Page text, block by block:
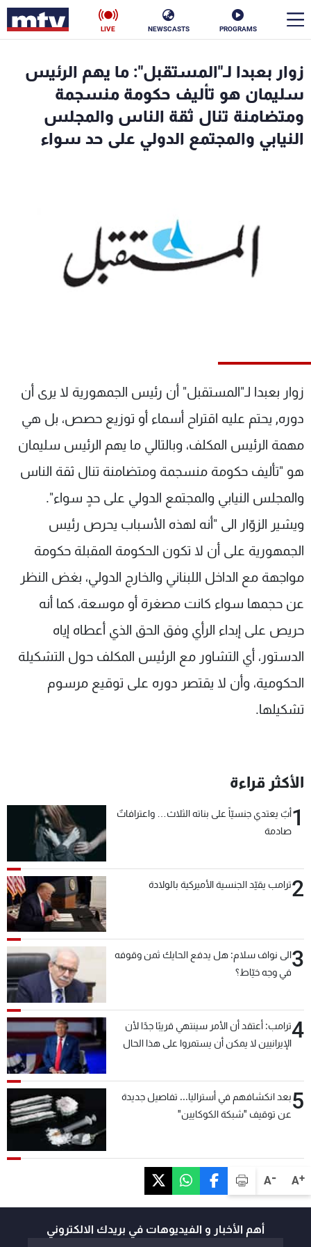
PROGRAMS
NEWSCASTS
LIVE
A+
A-
زوار بعبدا لـ"المستقبل": ما يهم الرئيس
سليمان هو تأليف حكومة منسجمة
ومتضامنة تنال ثقة الناس والمجلس
النيابي والمجتمع الدولي على حد سواء
زوار بعبدا لـ"المستقبل" أن رئيس الجمهورية لا يرى أن
دوره, يحتم عليه اقتراح أسماء أو توزيع حصص، بل هي
مهمة الرئيس المكلف، وبالتالي ما يهم الرئيس سليمان
هو "تأليف حكومة منسجمة ومتضامنة تنال ثقة الناس
والمجلس النيابي والمجتمع الدولي على حدٍ سواء".
ويشير الزوّار الى "أنه لهذه الأسباب يحرص رئيس
الجمهورية على أن لا تكون الحكومة المقبلة حكومة
مواجهة مع الداخل اللبناني والخارج الدولي، بغض النظر
عن حجمها سواء كانت مصغرة أو موسعة، كما أنه
حريص على إبداء الرأي وفق الحق الذي أعطاه إياه
الدستور، أي التشاور مع الرئيس المكلف حول التشكيلة
الحكومية، وأن لا يقتصر دوره على توقيع مرسوم
تشكيلها.
الأكثر قراءة
1أبٌ يعتدي جنسيّاً على بناته الثلاث… واعترافاتٌ
صادمة
2ترامب يقيّد الجنسية الأميركية بالولادة
3الى نواف سلام: هل يدفع الحايك ثمن وقوفه
في وجه خيّاط؟
4ترامب: أعتقد أن الأمر سينتهي قريبًا جدًا لأن
الإيرانيين لا يمكن أن يستمروا على هذا الحال
5بعد انكشافهم في أستراليا... تفاصيل جديدة
عن توقيف "شبكة الكوكايين"
أهم الأخبار و الفيديوهات في بريدك الالكتروني
الأخبار
سياسة ناس
كأس العالم
عن MTV
لاعلاناتكم
وظائف
شروط الإسـتخدام